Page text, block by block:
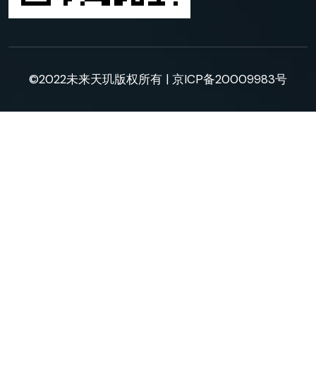
©2022未来天玑版权所有 | 京ICP备20009983号